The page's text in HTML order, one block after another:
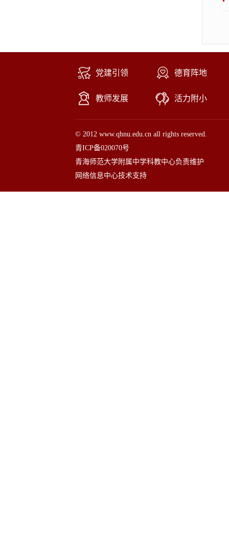
党建引领 德育阵地
教师发展 活力附小
© 2012 www.qhnu.edu.cn all rights reserved.
青ICP备020070号
青海师范大学附属中学科教中心负责维护
网络信息中心技术支持